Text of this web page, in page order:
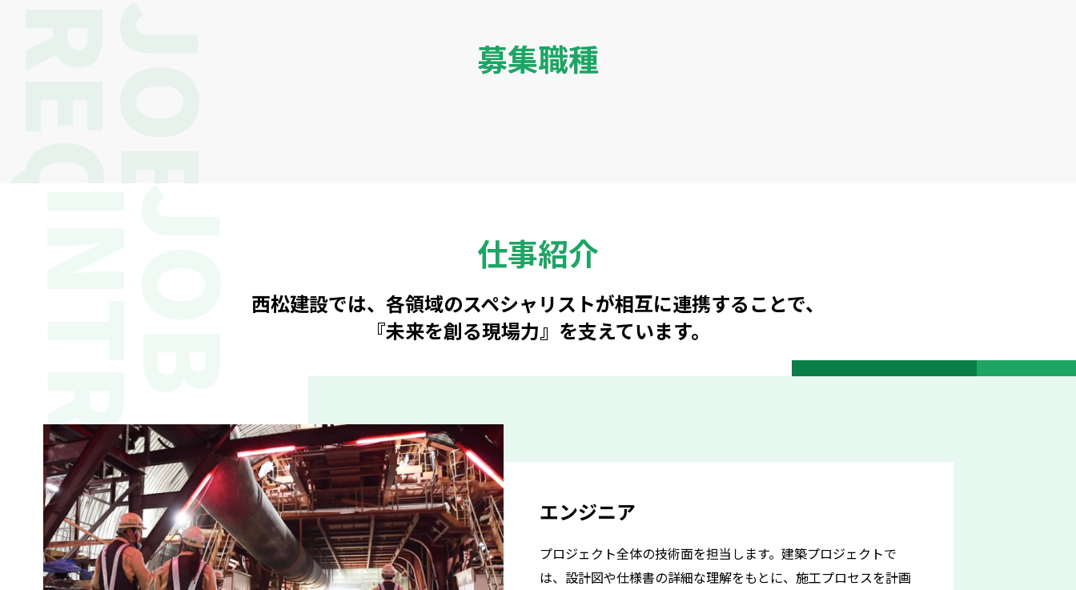
募集職種
仕事紹介
西松建設では、各領域のスペシャリストが相互に連携することで、
『未来を創る現場力』を支えています。
エンジニア
プロジェクト全体の技術面を担当します。建築プロジェクトで
は、設計図や仕様書の詳細な理解をもとに、施工プロセスを計画
JOB